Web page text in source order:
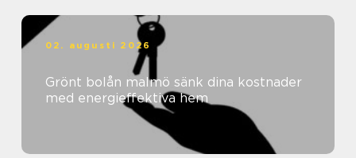
02. augusti 2026
Grönt bolån malmö sänk dina kostnader
med energieffektiva hem